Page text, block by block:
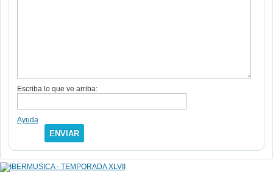
Escriba lo que ve arriba:
Ayuda
ENVIAR